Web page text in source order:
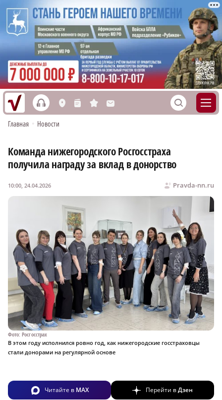
h L n s M S
Главная • Новости
Команда нижегородского Росгосстраха
получила награду за вклад в донорство
Pravda-nn.ru
10:00, 24.04.2026
Фото: Росгосстрах
В этом году исполнился ровно год, как нижегородские госстраховцы
стали донорами на регулярной основе
Читайте в MAX Перейти вДзен